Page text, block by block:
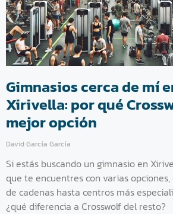
Gimnasios cerca de mí
Xirivella: por qué
mejor opción
David García García
Si estás buscando un gimnasio en
que te encuentres con varias
de cadenas hasta centros más
¿qué diferencia a Crosswolf del resto?